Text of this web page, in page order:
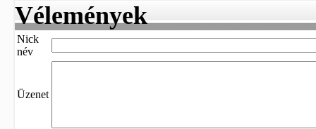
Vélemények
Nick
név
Üzenet